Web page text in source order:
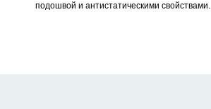
подошвой и антистатическими свойствами.